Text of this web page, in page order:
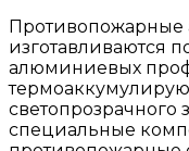
изготавливаются
алюминиевых
специальные